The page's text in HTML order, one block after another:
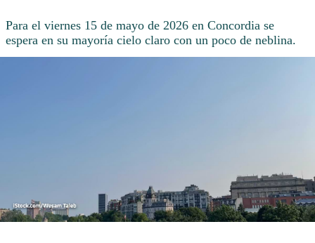
Para el viernes 15 de mayo de 2026 en Concordia se
espera en su mayoría cielo claro con un poco de neblina.